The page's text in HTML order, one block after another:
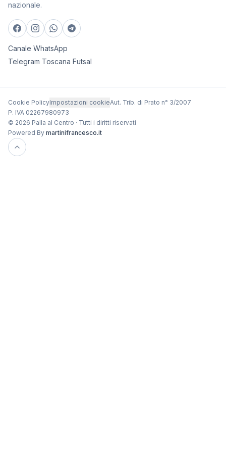
nazionale.
Canale WhatsApp
Telegram Toscana Futsal
Cookie PolicyImpostazioni cookieAut. Trib. di Prato n° 3/2007
P. IVA 02267980973
© 2026 Palla al Centro · Tutti i diritti riservati
Powered By martinifrancesco.it